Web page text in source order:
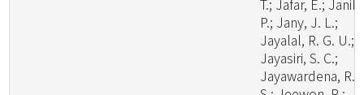
T.; Jafar, E.; Janik,
P.; Jany, J. L.;
Jayalal, R. G. U.;
Jayasiri, S. C.;
Jayawardena, R.